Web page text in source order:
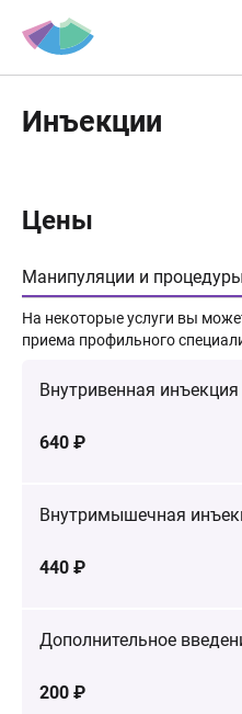
Инъекции
Цены
Манипуляции и процедуры
На некоторые услуги вы
приема профильного
Внутривенная
640 ₽
Внутримышечная
440 ₽
Дополнительное
200 ₽